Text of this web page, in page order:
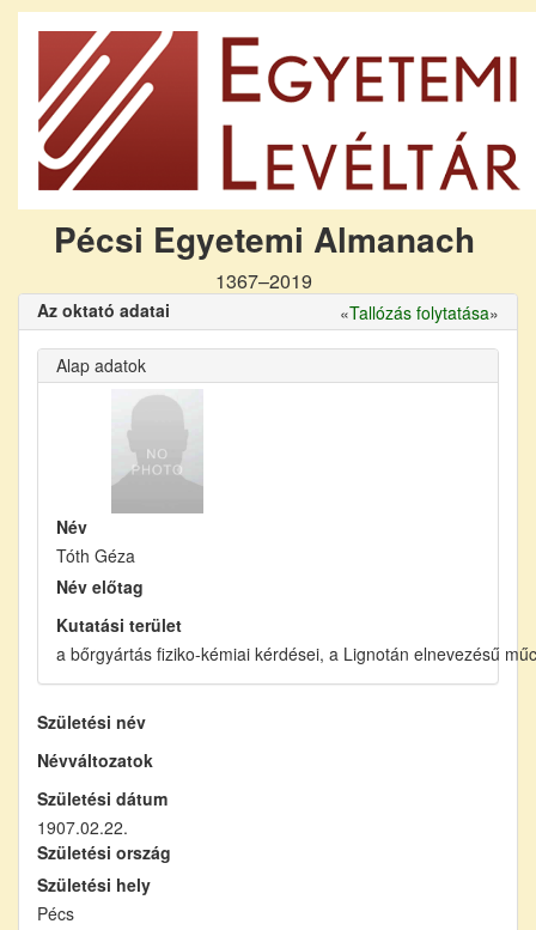
Pécsi Egyetemi Almanach
1367–2019
Az oktató adatai «Tallózás folytatása»
Alap adatok
Név
Tóth Géza
Név előtag
Kutatási terület
a bőrgyártás fiziko-kémiai kérdései, a Lignotán elnevezésű
Születési név
Névváltozatok
Születési dátum
1907.02.22.
Születési ország
Születési hely
Pécs